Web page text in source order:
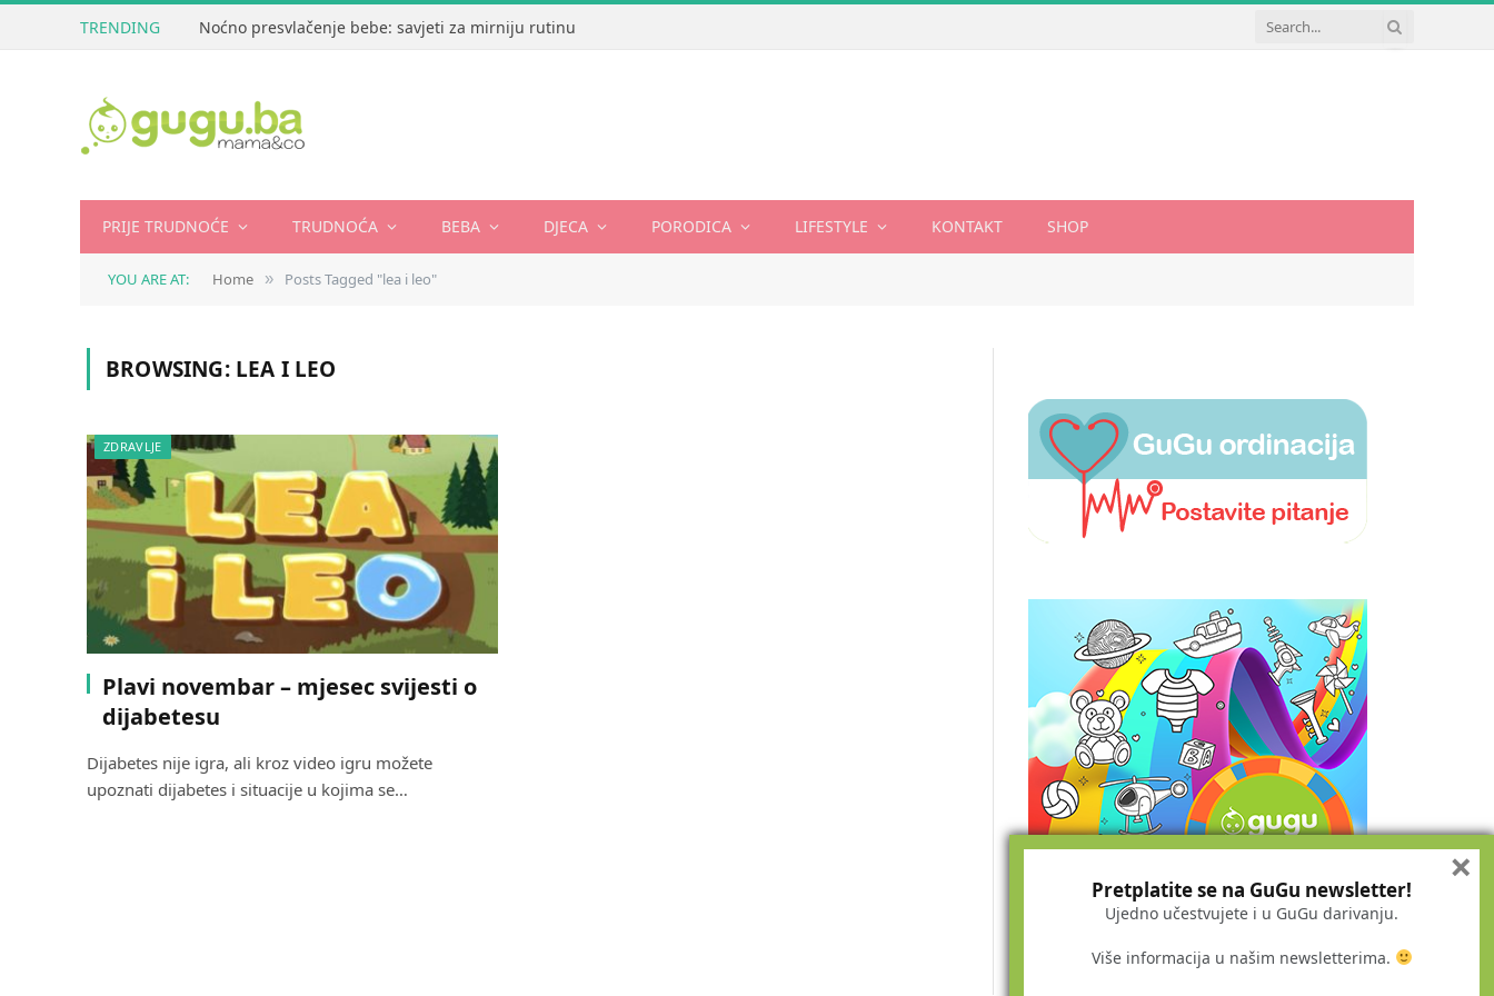
TRENDING Noćno presvlačenje bebe: savjeti za mirniju rutinu
PRIJE TRUDNOĆE TRUDNOĆA BEBA DJECA PORODICA LIFESTYLE KONTAKT SHOP
YOU ARE AT: Home » Posts Tagged "lea i leo"
BROWSING: LEA I LEO
ZDRAVLJE
Plavi novembar – mjesec svijesti o
dijabetesu
Dijabetes nije igra, ali kroz video igru možete
upoznati dijabetes i situacije u kojima se…
Pretplatite se na GuGu newsletter!
Ujedno učestvujete i u GuGu darivanju.
Više informacija u našim newsletterima.
×